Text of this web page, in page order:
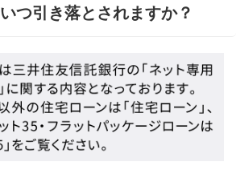
つ引き落とされますか？